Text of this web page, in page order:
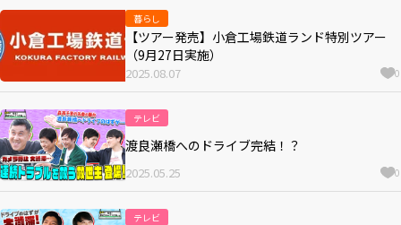
暮らし
【ツアー発売】小倉工場鉄道ランド特別ツアー
（9月27日実施）
2025.08.07 0
テレビ
渡良瀬橋へのドライブ完結！？
2025.05.25 0
テレビ